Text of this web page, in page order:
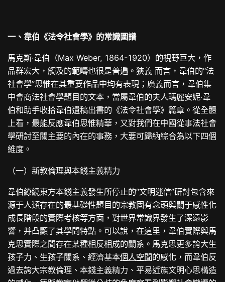
一、韋伯《法令社會學》的常識圖譜
馬克斯·韋伯（Max Weber, 1864-1920）的視野巨大，作
品群宏大，觸及的範疇也很是普遍。狹義 而言，韋伯的“法
社會學”思惟在其重要作品中均有表現；廣義而言，韋伯集
中會商法社會學題目的文本，當屬韋伯的夫人瑪麗安妮·韋
伯和助手收拾韋伯遺稿出書的《法令社會學》篇章。從全體
上看，最能反應韋伯思惟精華，又對我們在中國從事法社會
學研討至關主要的內在的事務，大要可歸納綜合為以下四個
維度。
（一）新教倫理與本錢主義精力
韋伯繚繞東方本錢主義發生所停止的“文明迷信”研討包含來
源于人類存在的最基礎性題目的宗教固有念頭與關于感性化
成長階段的實際考核等方面，對世界常識界發生了深遠影
響，并凸顯了其學問特點。可以說，在這里，韋伯實際與馬
克思實際之間存在某種相反相成的關系。馬克思更多誇大生
孩子力、生孩子關系、經濟基本個人空間的感化，而韋伯反
過去誇大宗教倫理、本錢主義精力、平易近族文明心思構造